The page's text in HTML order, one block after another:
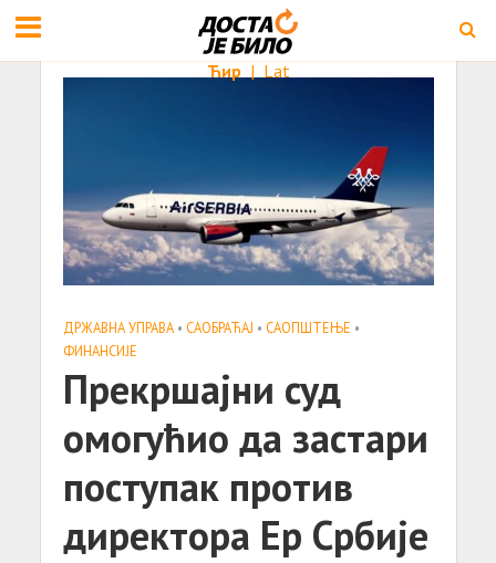
Ћир | Lat
ДРЖАВНА УПРАВА • САОБРАЋАЈ • САОПШТЕЊE •
ФИНАНСИЈЕ
Прекршајни суд
омогућио да застари
поступак против
директора Ер Србије